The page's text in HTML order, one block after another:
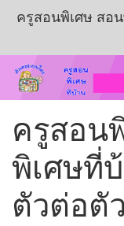
ครูสอนพิเศษ สอ
ครูสอน
พิเศษที่
ตัวต่อตั